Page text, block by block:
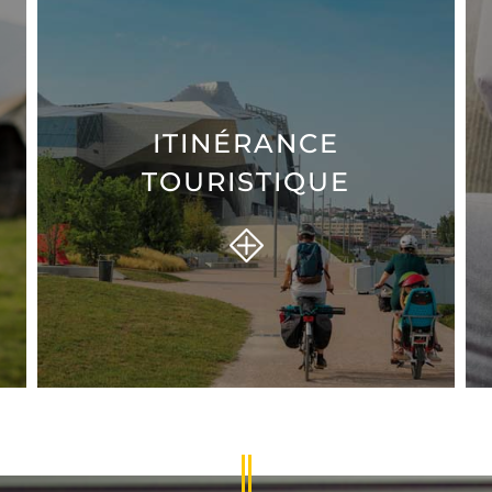
ITINÉRANCE
TOURISTIQUE